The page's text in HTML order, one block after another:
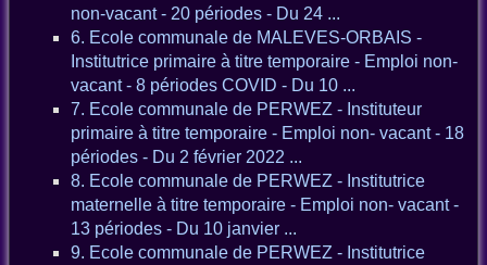
non-vacant - 20 périodes - Du 24 ...
6. Ecole communale de MALEVES-ORBAIS -
Institutrice primaire à titre temporaire - Emploi non-
vacant - 8 périodes COVID - Du 10 ...
7. Ecole communale de PERWEZ - Instituteur
primaire à titre temporaire - Emploi non- vacant - 18
périodes - Du 2 février 2022 ...
8. Ecole communale de PERWEZ - Institutrice
maternelle à titre temporaire - Emploi non- vacant -
13 périodes - Du 10 janvier ...
9. Ecole communale de PERWEZ - Institutrice